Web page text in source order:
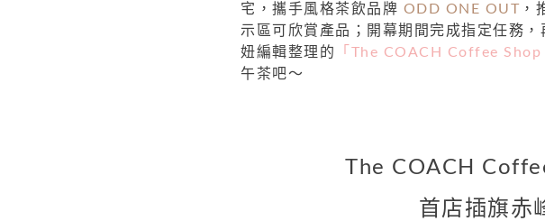
宅，攜手風格茶飲品牌 ODD ONE OUT ，
示區可欣賞產品；開幕期間完成指定任務，
妞編輯整理的
「The COACH Coffee Shop
午茶吧～
The COACH
首店插旗赤